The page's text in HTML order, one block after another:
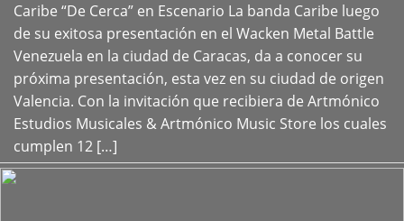
Caribe “De Cerca” en Escenario La banda Caribe luego
de su exitosa presentación en el Wacken Metal Battle
Venezuela en la ciudad de Caracas, da a conocer su
próxima presentación, esta vez en su ciudad de origen
Valencia. Con la invitación que recibiera de Artmónico
Estudios Musicales & Artmónico Music Store los cuales
cumplen 12 […]
+